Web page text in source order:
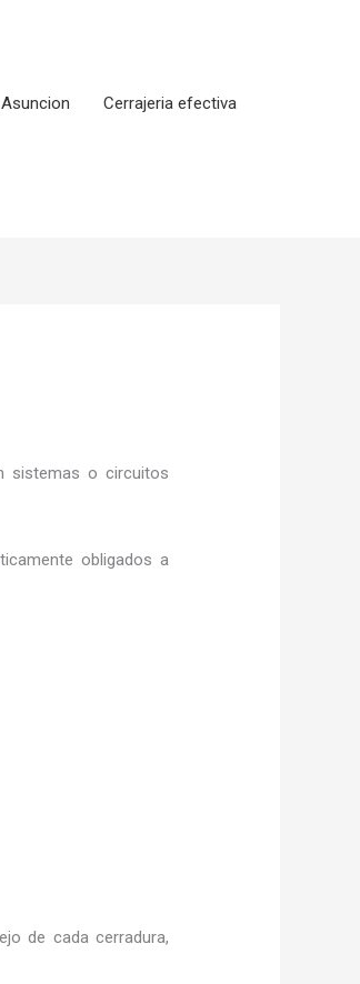
Cerrajeria efectiva
sistemas o circuitos
obligados a
de cada cerradura,